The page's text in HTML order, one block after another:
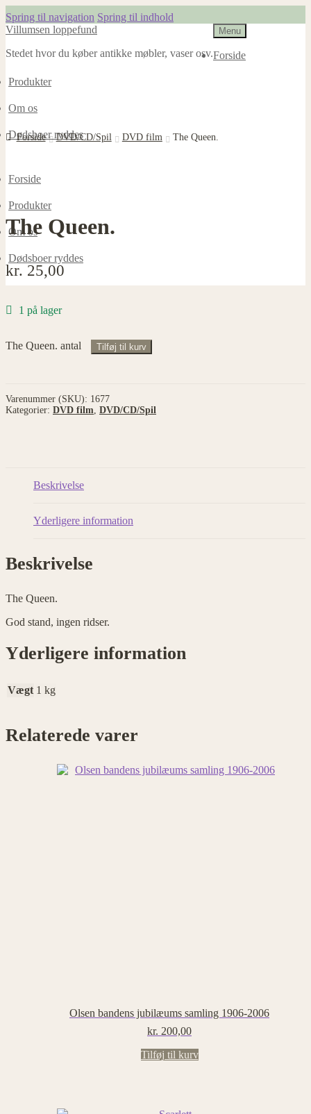
Spring til navigation Spring til indhold
Villumsen loppefund
Stedet hvor du køber antikke møbler, vaser osv.
Menu
Forside
Produkter
Om os
Dødsboer ryddes
Forside
Produkter
Om os
Dødsboer ryddes
Forside DVD/CD/Spil DVD film The Queen.
The Queen.
kr. 25,00
1 på lager
The Queen. antal Tilføj til kurv
Varenummer (SKU): 1677
Kategorier: DVD film DVD/CD/Spil
Beskrivelse
Yderligere information
Beskrivelse
The Queen.
God stand, ingen ridser.
Yderligere information
Vægt 1 kg
Relaterede varer
Olsen bandens jubilæums samling 1906-2006
kr. 200,00
Tilføj til kurv